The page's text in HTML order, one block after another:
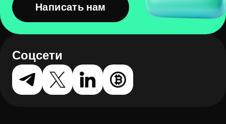
Написать нам
Соцсети